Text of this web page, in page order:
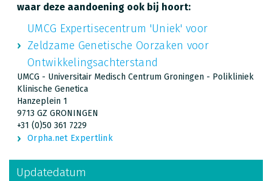
waar deze aandoening ook bij hoort:
UMCG Expertisecentrum 'Uniek' voor
Zeldzame Genetische Oorzaken voor
Ontwikkelingsachterstand
UMCG - Universitair Medisch Centrum Groningen - Polikliniek
Klinische Genetica
Hanzeplein 1
9713 GZ GRONINGEN
+31 (0)50 361 7229
Orpha.net Expertlink
Updatedatum